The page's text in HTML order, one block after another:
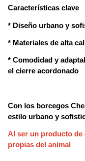
Características clave
* Diseño urbano y
* Materiales de alta
* Comodidad y
el cierre acordonado
Con los borcegos
estilo urbano y
Al ser un producto de
propias del animal